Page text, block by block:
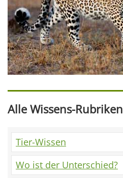
Alle Wissens-
Tier-Wissen
Wo ist der Unterschied?